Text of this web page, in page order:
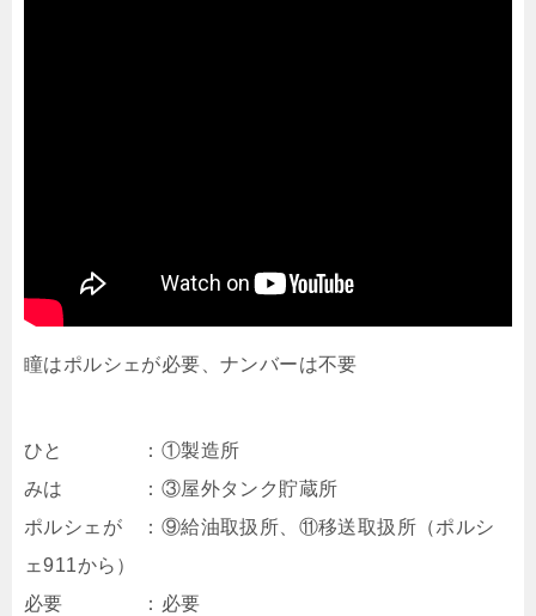
瞳はポルシェが必要、ナンバーは不要
ひと ：①製造所
みは ：③屋外タンク貯蔵所
ポルシェが ：⑨給油取扱所、⑪移送取扱所（ポルシ
ェ911から）
必要 ：必要